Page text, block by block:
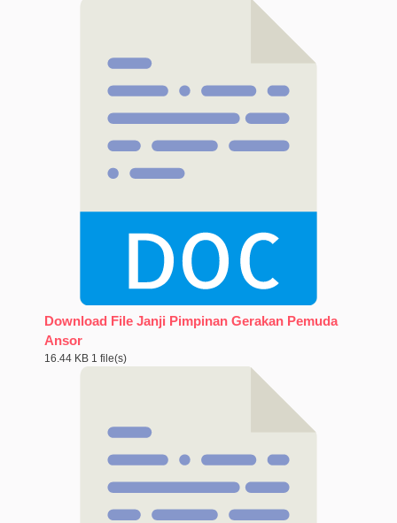
Download File Janji Pimpinan Gerakan Pemuda
Ansor
16.44 KB 1 file(s)